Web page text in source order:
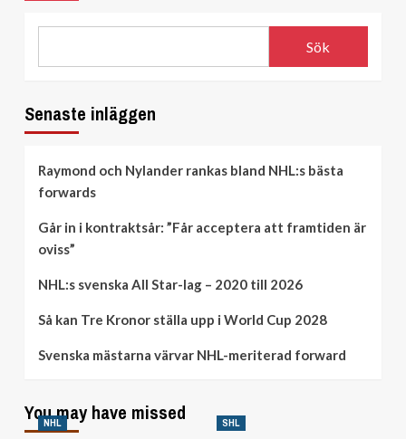
Sök
Senaste inläggen
Raymond och Nylander rankas bland NHL:s bästa
forwards
Går in i kontraktsår: ”Får acceptera att framtiden är
oviss”
NHL:s svenska All Star-lag – 2020 till 2026
Så kan Tre Kronor ställa upp i World Cup 2028
Svenska mästarna värvar NHL-meriterad forward
You may have missed
NHL SHL